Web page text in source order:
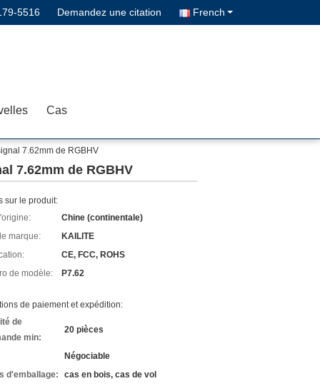
5516 Demandez une citation French
Cas
7.62mm de RGBHV
7.62mm de RGBHV
sur le produit:
Chine (continentale)
marque:
KAILITE
CE, FCC, ROHS
de modèle:
P7.62
de paiement et expédition:
de
min:
20 pièces
Négociable
d'emballage:
cas en bois, cas de vol